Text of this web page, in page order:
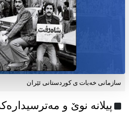
سازمانی خەبات ی كوردستانی ئێران
پیلانە نوێ و